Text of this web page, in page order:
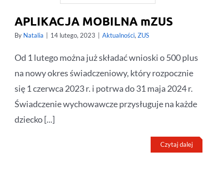
APLIKACJA MOBILNA mZUS
By Natalia | 14 lutego, 2023 | Aktualności, ZUS
Od 1 lutego można już składać wnioski o 500 plus
na nowy okres świadczeniowy, który rozpocznie
się 1 czerwca 2023 r. i potrwa do 31 maja 2024 r.
Świadczenie wychowawcze przysługuje na każde
dziecko [...]
Czytaj dalej